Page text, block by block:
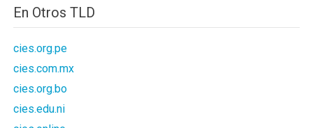
En Otros TLD
cies.org.pe
cies.com.mx
cies.org.bo
cies.edu.ni